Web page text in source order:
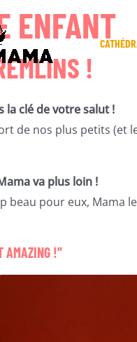
ENFANT
!
la clé de votre salut !
de nos plus petits (et
va plus loin !
beau pour eux,
AMAZING !”